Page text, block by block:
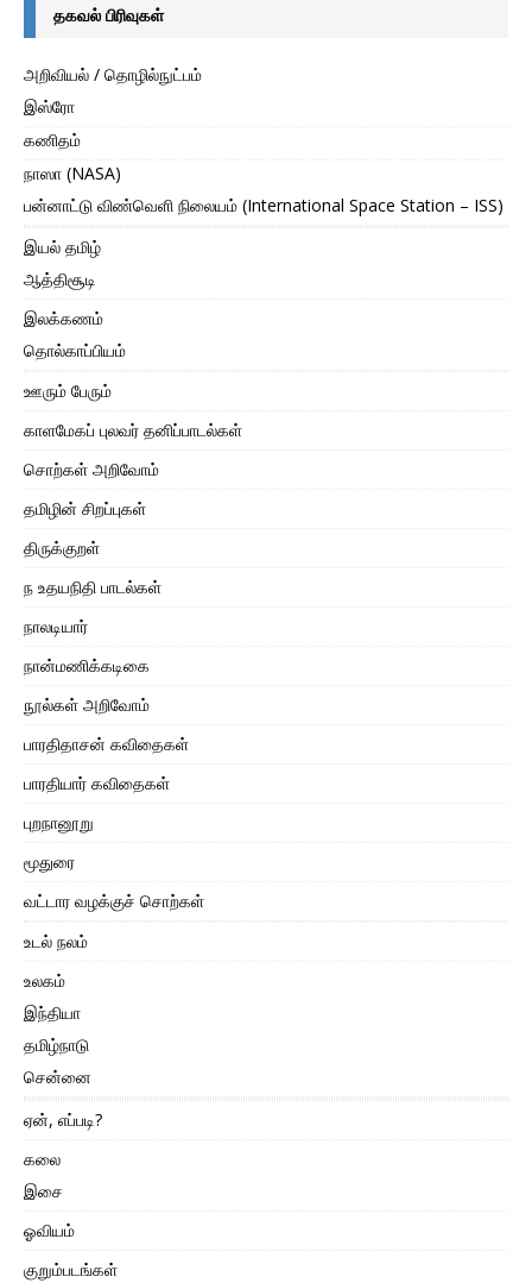
தகவல் பிரிவுகள்
அறிவியல் / தொழில்நுட்பம்
இஸ்ரோ
கணிதம்
நாஸா (NASA)
பன்னாட்டு விண்வெளி நிலையம் (International Space Station – ISS)
இயல் தமிழ்
ஆத்திசூடி
இலக்கணம்
தொல்காப்பியம்
ஊரும் பேரும்
காளமேகப் புலவர் தனிப்பாடல்கள்
சொற்கள் அறிவோம்
தமிழின் சிறப்புகள்
திருக்குறள்
ந உதயநிதி பாடல்கள்
நாலடியார்
நான்மணிக்கடிகை
நூல்கள் அறிவோம்
பாரதிதாசன் கவிதைகள்
பாரதியார் கவிதைகள்
புறநானூறு
மூதுரை
வட்டார வழக்குச் சொற்கள்
உடல் நலம்
உலகம்
இந்தியா
தமிழ்நாடு
சென்னை
ஏன், எப்படி?
கலை
இசை
ஓவியம்
குறும்படங்கள்